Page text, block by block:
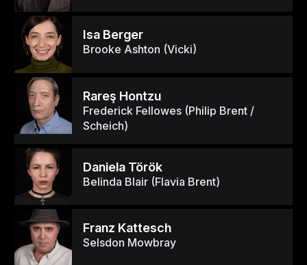
Isa Berger
Brooke Ashton (Vicki)
Rareş Hontzu
Frederick Fellowes (Philip Brent /
Scheich)
Daniela Török
Belinda Blair (Flavia Brent)
Franz Kattesch
Selsdon Mowbray